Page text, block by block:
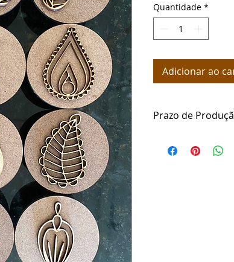
Quantidade *
Adicionar ao
Prazo de
produção gira em